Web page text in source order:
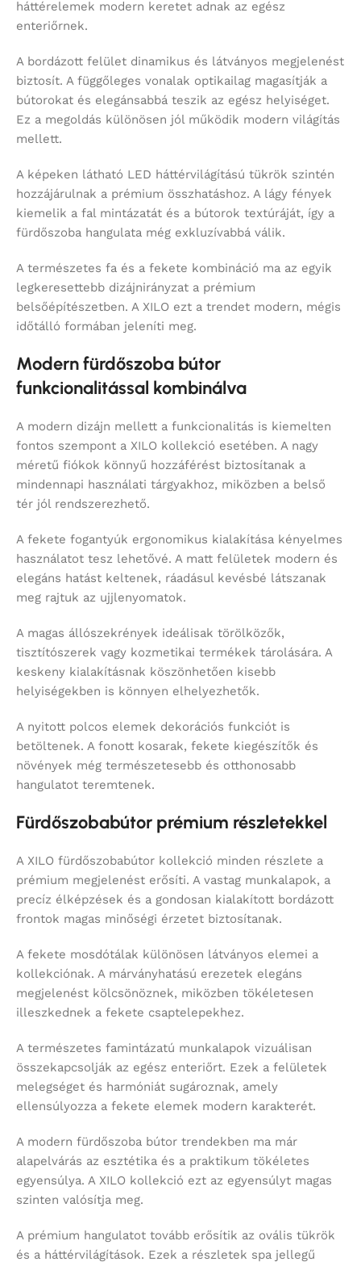
háttérelemek modern keretet adnak az egész
enteriőrnek.
A bordázott felület dinamikus és látványos megjelenést
biztosít. A függőleges vonalak optikailag magasítják a
bútorokat és elegánsabbá teszik az egész helyiséget.
Ez a megoldás különösen jól működik modern világítás
mellett.
A képeken látható LED háttérvilágítású tükrök szintén
hozzájárulnak a prémium összhatáshoz. A lágy fények
kiemelik a fal mintázatát és a bútorok textúráját, így a
fürdőszoba hangulata még exkluzívabbá válik.
A természetes fa és a fekete kombináció ma az egyik
legkeresettebb dizájnirányzat a prémium
belsőépítészetben. A XILO ezt a trendet modern, mégis
időtálló formában jeleníti meg.
Modern fürdőszoba bútor
funkcionalitással kombinálva
A modern dizájn mellett a funkcionalitás is kiemelten
fontos szempont a XILO kollekció esetében. A nagy
méretű fiókok könnyű hozzáférést biztosítanak a
mindennapi használati tárgyakhoz, miközben a belső
tér jól rendszerezhető.
A fekete fogantyúk ergonomikus kialakítása kényelmes
használatot tesz lehetővé. A matt felületek modern és
elegáns hatást keltenek, ráadásul kevésbé látszanak
meg rajtuk az ujjlenyomatok.
A magas állószekrények ideálisak törölközők,
tisztítószerek vagy kozmetikai termékek tárolására. A
keskeny kialakításnak köszönhetően kisebb
helyiségekben is könnyen elhelyezhetők.
A nyitott polcos elemek dekorációs funkciót is
betöltenek. A fonott kosarak, fekete kiegészítők és
növények még természetesebb és otthonosabb
hangulatot teremtenek.
Fürdőszobabútor prémium részletekkel
A XILO fürdőszobabútor kollekció minden részlete a
prémium megjelenést erősíti. A vastag munkalapok, a
precíz élképzések és a gondosan kialakított bordázott
frontok magas minőségi érzetet biztosítanak.
A fekete mosdótálak különösen látványos elemei a
kollekciónak. A márványhatású erezetek elegáns
megjelenést kölcsönöznek, miközben tökéletesen
illeszkednek a fekete csaptelepekhez.
A természetes famintázatú munkalapok vizuálisan
összekapcsolják az egész enteriőrt. Ezek a felületek
melegséget és harmóniát sugároznak, amely
ellensúlyozza a fekete elemek modern karakterét.
A modern fürdőszoba bútor trendekben ma már
alapelvárás az esztétika és a praktikum tökéletes
egyensúlya. A XILO kollekció ezt az egyensúlyt magas
szinten valósítja meg.
A prémium hangulatot tovább erősítik az ovális tükrök
és a háttérvilágítások. Ezek a részletek spa jellegű